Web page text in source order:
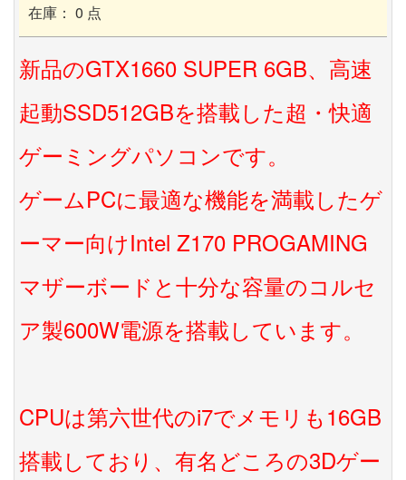
在庫： 0 点
新品のGTX1660 SUPER 6GB、高速
起動SSD512GBを搭載した超・快適
ゲーミングパソコンです。
ゲームPCに最適な機能を満載したゲ
ーマー向けIntel Z170 PROGAMING
マザーボードと十分な容量のコルセ
ア製600W電源を搭載しています。
CPUは第六世代のi7でメモリも16GB
搭載しており、有名どころの3Dゲー